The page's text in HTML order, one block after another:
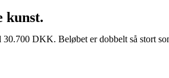
kunst.
DKK. Beløbet er dobbelt så stort